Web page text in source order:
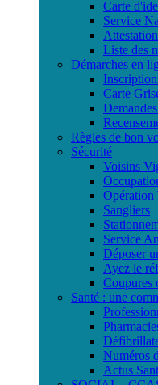
Carte
Service
Liste des
Démarches en
Carte
Règles de bon
Sécurité
Voisins
Opération
Sangliers
Service
Déposer
Ayez le
Coupures
Santé : une
Numéros
Actus